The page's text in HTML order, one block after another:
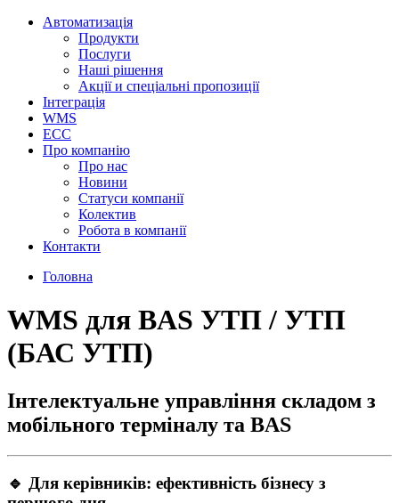
Автоматизація
Продукти
Послуги
Наші рішення
Акції и спеціальні пропозиції
Інтеграція
WMS
ECC
Про компанію
Про нас
Новини
Cтатуси компанії
Колектив
Робота в компанії
Контакти
Головна
WMS для BAS УТП / УТП
(БАС УТП)
Інтелектуальне управління складом з
мобільного терміналу та BAS
🔹 Для керівників: ефективність бізнесу з